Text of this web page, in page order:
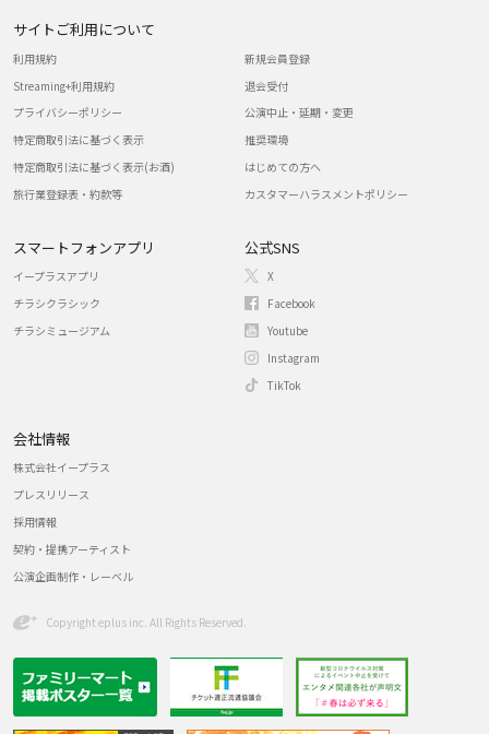
サイトご利用について
利用規約
Streaming+利用規約
プライバシーポリシー
特定商取引法に基づく表示
特定商取引法に基づく表示(お酒)
旅行業登録表・約款等
新規会員登録
退会受付
公演中止・延期・変更
推奨環境
はじめての方へ
カスタマーハラスメントポリシー
スマートフォンアプリ
イープラスアプリ
チラシクラシック
チラシミュージアム
公式SNS
X
Facebook
Youtube
Instagram
TikTok
会社情報
株式会社イープラス
プレスリリース
採用情報
契約・提携アーティスト
公演企画制作・レーベル
Copyright eplus inc. All Rights Reserved.